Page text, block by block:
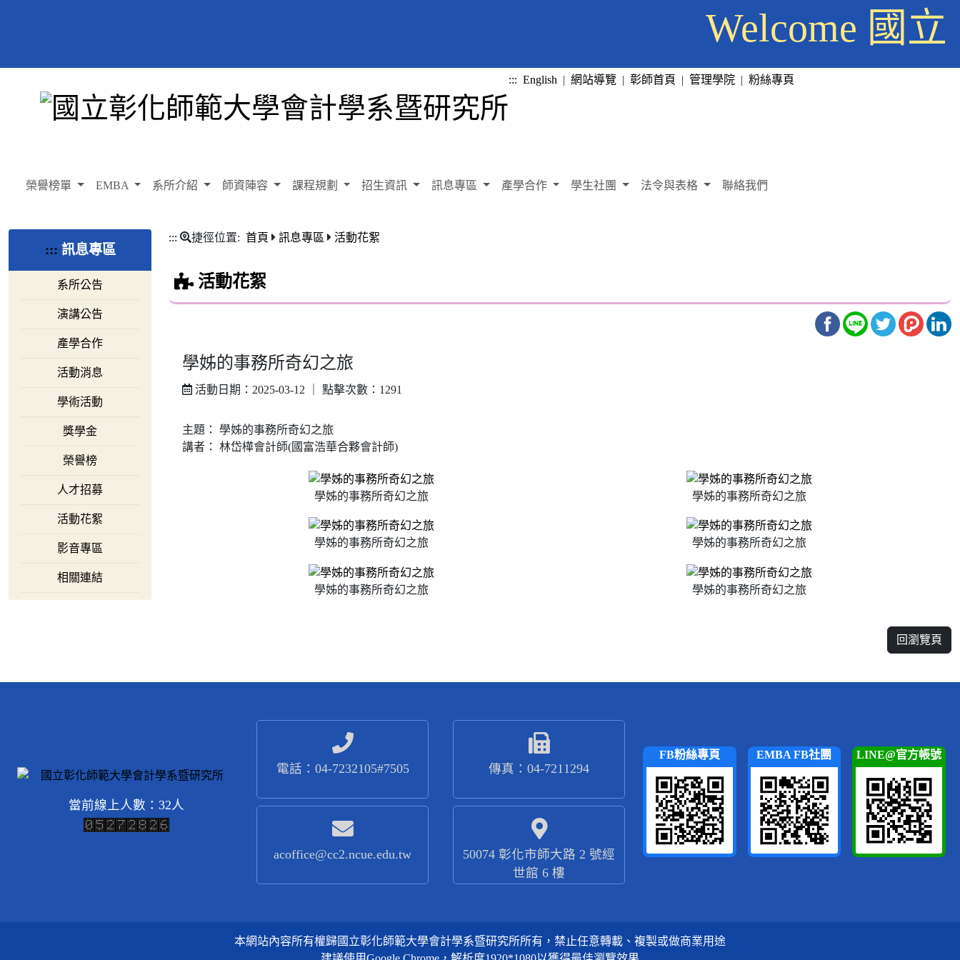
Welcome 國
::: English | 網站導覽 | 彰師首頁 | 管理學院 | 粉絲專頁
榮譽榜單 EMBA 系所介紹 師資陣容 課程規劃 招生資訊 訊息專區 產學合作 學生社團 法令與表格 聯絡我們
::: 訊息專區
系所公告
演講公告
產學合作
活動消息
學術活動
獎學金
榮譽榜
人才招募
活動花絮
影音專區
相關連結
::: 捷徑位置: 首頁 訊息專區 活動花絮
活動花絮
學姊的事務所奇幻之旅
活動日期：2025-03-12 ｜ 點擊次數：1291
主題： 學姊的事務所奇幻之旅
講者： 林岱樺會計師(國富浩華合夥會計師)
學姊的事務所奇幻之旅 學姊的事務所奇幻之旅
學姊的事務所奇幻之旅 學姊的事務所奇幻之旅
學姊的事務所奇幻之旅 學姊的事務所奇幻之旅
回瀏覽頁
當前線上人數：32人
電話：04-7232105#7505 傳真：04-7211294
acoffice@cc2.ncue.edu.tw
50074 彰化市師大路 2 號經
世館 6 樓
FB粉絲專頁 EMBA FB社團 LINE@官方帳號
本網站內容所有權歸國立彰化師範大學會計學系暨研究所所有，禁止任意轉載、複製或做商業用途